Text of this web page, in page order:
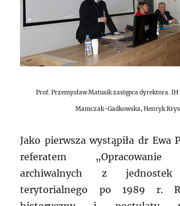
Prof. Przemysław Matusik zastępca dyrektora.
Mamczak-Gadkowska, Henryk
Jako pierwsza wystąpiła dr Ewa
referatem „Opracowanie
archiwalnych z jednostek
terytorialnego po 1989 r.